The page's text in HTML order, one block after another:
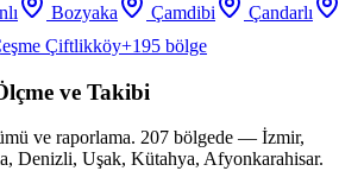
Bozyaka Çamdibi
Çandarlı
Çiftlikköy+195 bölge
ve Takibi
ve raporlama. 207 bölgede — İzmir,
Denizli, Uşak, Kütahya, Afyonkarahisar.